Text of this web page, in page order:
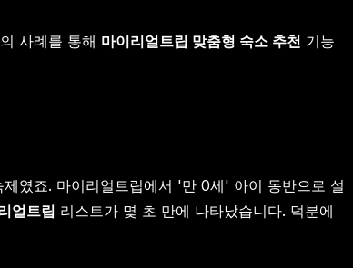
사례를 통해 마이리얼트립 맞춤형 숙소 추천 기능
였죠. 마이리얼트립에서 '만 0세' 아이 동반으로 설
얼트립 리스트가 몇 초 만에 나타났습니다. 덕분에